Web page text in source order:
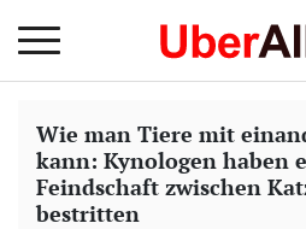
Wie man Tiere mit
kann: Kynologen haben
Feindschaft zwischen
bestritten